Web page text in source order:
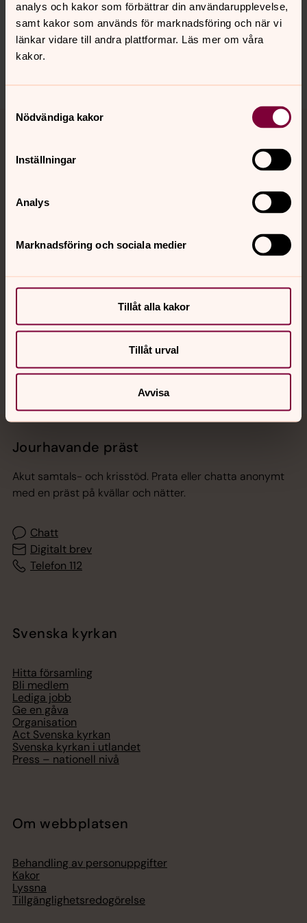
analys och kakor som förbättrar din användarupplevelse,
samt kakor som används för marknadsföring och när vi
länkar vidare till andra plattformar. Läs mer om våra
kakor.
Nödvändiga kakor
Inställningar
Analys
Marknadsföring och sociala medier
Tillåt alla kakor
Tillåt urval
Avvisa
Synpunkter eller frågor på sidans
innehåll?
nora.tarnsjo.forsamling@svenskakyrkan.se
Tillbaka till toppen
Tillbaka till innehållet
Hitta snabbt
Sociala kanaler
Jourhavande präst
Akut samtals- och krisstöd. Prata eller chatta anonymt
med en präst på kvällar och nätter.
Chatt
Digitalt brev
Telefon 112
Svenska kyrkan
Hitta församling
Bli medlem
Lediga jobb
Ge en gåva
Organisation
Act Svenska kyrkan
Svenska kyrkan i utlandet
Press – nationell nivå
Om webbplatsen
Behandling av personuppgifter
Kakor
Lyssna
Tillgänglighetsredogörelse